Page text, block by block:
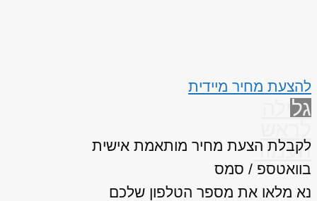
להצעת מחיר מיידית
גלילה
העמוד
לקבלת הצעת מחיר מותאמת אישית
בוואטספ / סמס
נא מלאו את מספר הטלפון שלכם